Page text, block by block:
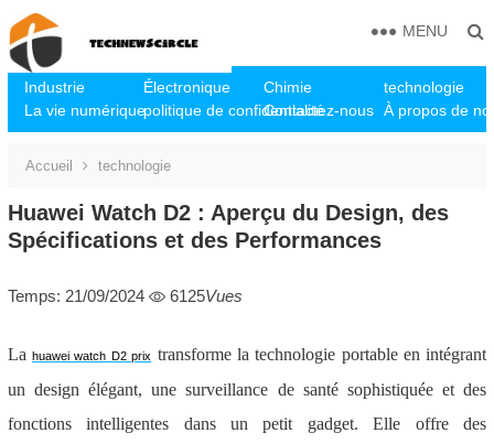
Industrie Électronique Chimie
technologie
La vie numériquepolitique de confidentialité
Contactez-nous À propos de
MENU
Accueil technologie
Huawei Watch D2 : Aperçu du Design, des
Spécifications et des Performances
Temps: 21/09/2024 6125Vues
Lahuawei watch D2 prix transforme la technologie portable en intégrant
un design élégant, une surveillance de santé sophistiquée et des
fonctions intelligentes dans un petit gadget. Elle offre des